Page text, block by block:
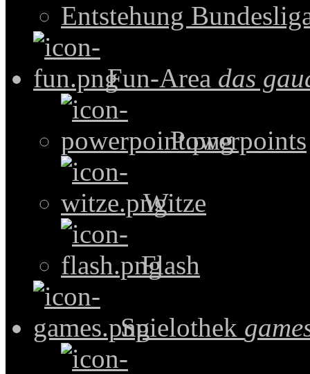
Entstehung
Fun-Area das
Powerpoints
Witze
Flash
Spielothek